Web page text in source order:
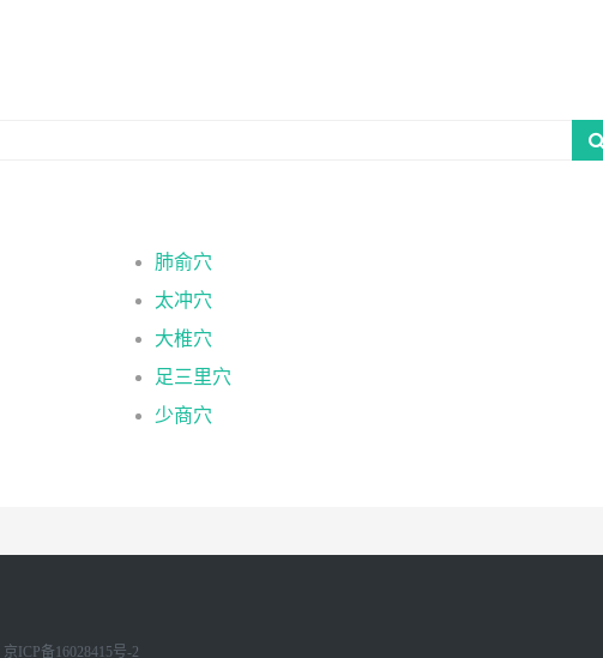
肺俞穴
太冲穴
大椎穴
足三里穴
少商穴
京ICP备16028415号-2